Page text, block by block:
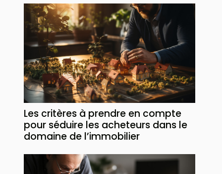
Les critères à prendre en compte
pour séduire les acheteurs dans le
domaine de l’immobilier